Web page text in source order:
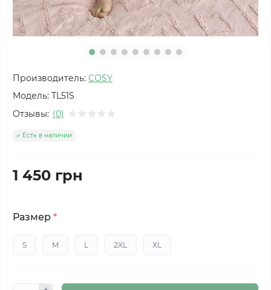
Производитель: COSY
Модель: TL51S
Отзывы: (0)
Есть в наличии
1 450 грн
Размер *
S M L 2XL ХL